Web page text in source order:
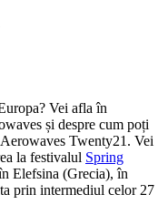
Vei afla în
și despre cum poți
Twenty21. Vei
la festivalul Spring
Elefsina (Grecia), în
prin intermediul celor 27